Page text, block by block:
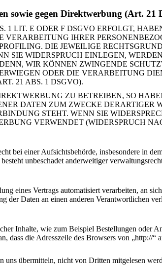
sowie gegen Direktwerbung (Art. 21
LIT. E ODER F DSGVO ERFOLGT,
IHRER
DIE JEWEILIGE
SIE WIDERSPRUCH EINLEGEN,
WIR KÖNNEN ZWINGENDE
ODER DIE VERARBEITUNG
21 ABS. 1 DSGVO).
ZU BETREIBEN, SO
DATEN ZUM ZWECKE DERARTIGER
STEHT. WENN SIE
VERWENDET (WIDERSPRUCH
bei einer Aufsichtsbehörde, insbesondere in
unbeschadet anderweitiger
eines Vertrags automatisiert verarbeiten, an
der Daten an einen anderen Verantwortlichen
Inhalte, wie zum Beispiel Bestellungen oder
dass die Adresszeile des Browsers von „http://
uns übermitteln, nicht von Dritten mitgelesen